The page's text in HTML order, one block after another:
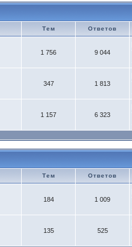
Тем Ответов
1 756 9 044
347 1 813
1 157 6 323
Тем Ответов
184 1 009
135 525